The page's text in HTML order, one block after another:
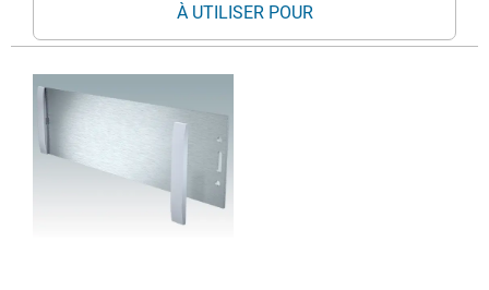
À UTILISER POUR